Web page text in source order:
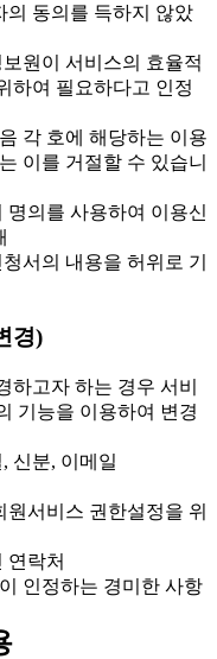
의 동의를 득하지 않았
원이 서비스의 효율적
하여 필요하다고 인정
각 호에 해당하는 이용
이를 거절할 수 있습니
명의를 사용하여 이용신
서의 내용을 허위로 기
경)
하고자 하는 경우 서비
기능을 이용하여 변경
신분, 이메일
서비스 권한설정을 위
락처
인정하는 경미한 사항